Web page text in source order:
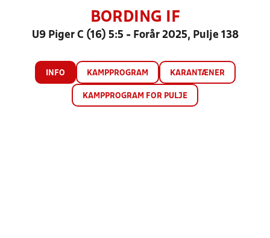
BORDING IF
U9 Piger C (16) 5:5 - Forår 2025, Pulje 138
INFO KAMPPROGRAM KARANTÆNER
KAMPPROGRAM FOR PULJE